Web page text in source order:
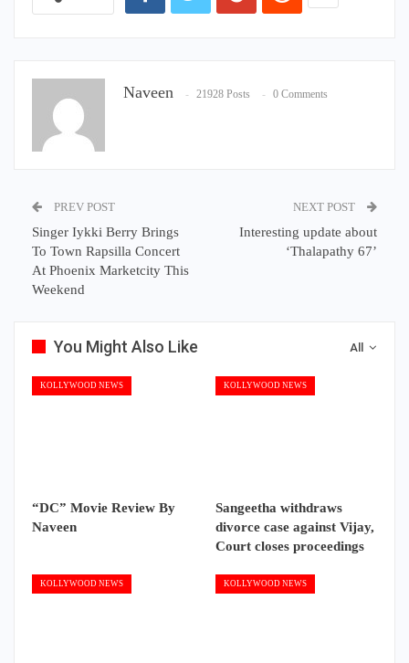
Naveen 21928 Posts 0 Comments
PREV POST
Singer Iykki Berry Brings
To Town Rapsilla Concert
At Phoenix Marketcity This
Weekend
NEXT POST
Interesting update about
‘Thalapathy 67’
All
You Might Also Like
KOLLYWOOD NEWS
“DC” Movie Review By
Naveen
KOLLYWOOD NEWS
Sangeetha withdraws
divorce case against Vijay,
Court closes proceedings
KOLLYWOOD NEWS KOLLYWOOD NEWS